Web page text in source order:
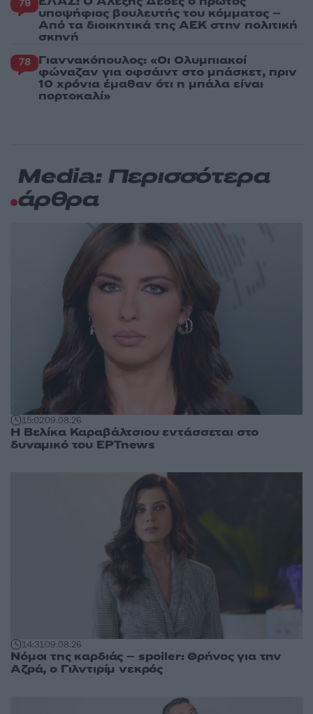
79
υποψήφιος βουλευτής του κόμματος –
Από τα διοικητικά της ΑΕΚ στην πολιτική
σκηνή
78 Γιαννακόπουλος: «Οι Ολυμπιακοί
φώναζαν για οφσάιντ στο μπάσκετ, πριν
10 χρόνια έμαθαν ότι η μπάλα είναι
πορτοκαλί»
Media: Περισσότερα
άρθρα
15:0209.08.26
Η Βελίκα Καραβάλτσιου εντάσσεται στο
δυναμικό του ΕΡΤnews
14:3109.08.26
Νόμοι της καρδιάς – spoiler: Θρήνος για την
Αζρά, ο Γιλντιρίμ νεκρός